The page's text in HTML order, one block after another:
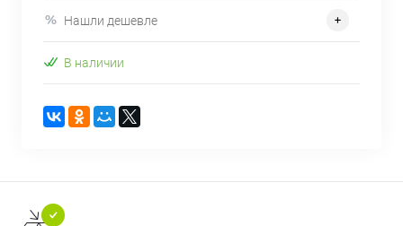
Нашли дешевле
В наличии